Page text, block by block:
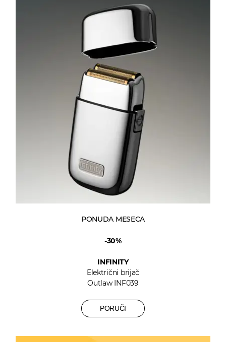
PONUDA MESECA
-30%
INFINITY
Električni brijač
Outlaw INF039
PORUČI